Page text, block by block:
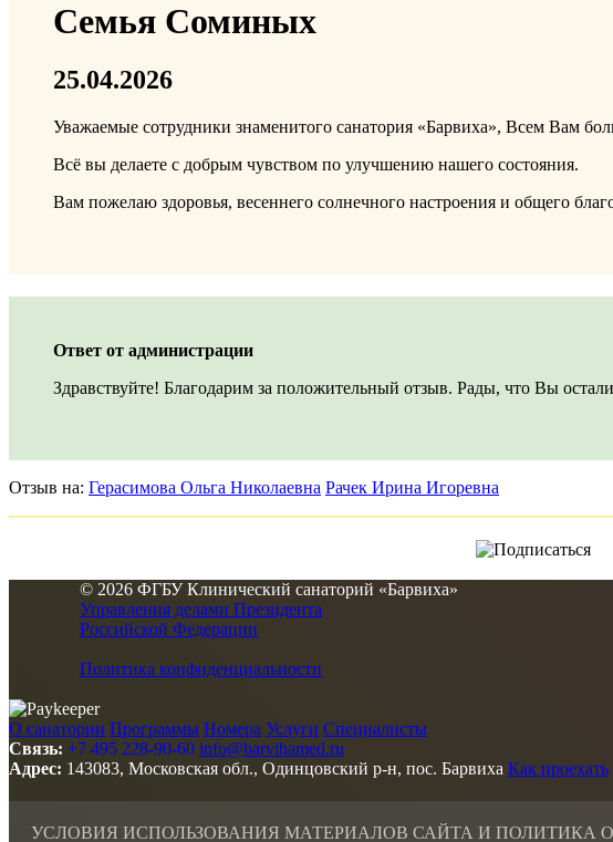
Семья Соминых
25.04.2026
Уважаемые сотрудники знаменитого санатория «Барвиха», Всем Вам
Всё вы делаете с добрым чувством по улучшению нашего состояния.
Вам пожелаю здоровья, весеннего солнечного настроения и общего
Ответ от администрации
Здравствуйте! Благодарим за положительный отзыв. Рады, что Вы
Отзыв на: Герасимова Ольга Николаевна Рачек Ирина Игоревна
© 2026 ФГБУ Клинический санаторий «Барвиха»
Управления делами Президента
Российской Федерации
Политика конфиденциальности
О санатории Программы Номера Услуги Специалисты
Связь: +7 495 228-90-60 info@barvihamed.ru
Адрес: 143083, Московская обл., Одинцовский р-н, пос. Барвиха Как проехать
УСЛОВИЯ ИСПОЛЬЗОВАНИЯ МАТЕРИАЛОВ САЙТА И